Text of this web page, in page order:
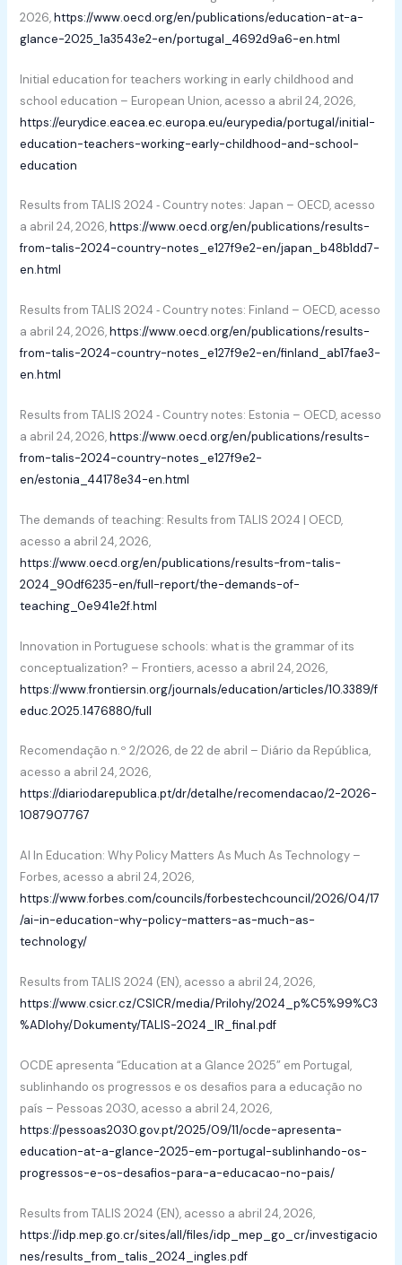
2026,https://www.oecd.org/en/publications/education-at-a-
glance-2025_1a3543e2-en/portugal_4692d9a6-en.html
Initial education for teachers working in early childhood and
school education – European Union, acesso a abril 24, 2026,
https://eurydice.eacea.ec.europa.eu/eurypedia/portugal/initial-
education-teachers-working-early-childhood-and-school-
education
Results from TALIS 2024 ‑ Country notes: Japan – OECD, acesso
a abril 24, 2026,https://www.oecd.org/en/publications/results-
from-talis-2024-country-notes_e127f9e2-en/japan_b48b1dd7-
en.html
Results from TALIS 2024 ‑ Country notes: Finland – OECD, acesso
a abril 24, 2026,https://www.oecd.org/en/publications/results-
from-talis-2024-country-notes_e127f9e2-en/finland_ab17fae3-
en.html
Results from TALIS 2024 ‑ Country notes: Estonia – OECD, acesso
a abril 24, 2026,https://www.oecd.org/en/publications/results-
from-talis-2024-country-notes_e127f9e2-
en/estonia_44178e34-en.html
The demands of teaching: Results from TALIS 2024 | OECD,
acesso a abril 24, 2026,
https://www.oecd.org/en/publications/results-from-talis-
2024_90df6235-en/full-report/the-demands-of-
teaching_0e941e2f.html
Innovation in Portuguese schools: what is the grammar of its
conceptualization? – Frontiers, acesso a abril 24, 2026,
https://www.frontiersin.org/journals/education/articles/10.3389/f
educ.2025.1476880/full
Recomendação n.º 2/2026, de 22 de abril – Diário da República,
acesso a abril 24, 2026,
https://diariodarepublica.pt/dr/detalhe/recomendacao/2-2026-
1087907767
AI In Education: Why Policy Matters As Much As Technology –
Forbes, acesso a abril 24, 2026,
https://www.forbes.com/councils/forbestechcouncil/2026/04/17
/ai-in-education-why-policy-matters-as-much-as-
technology/
Results from TALIS 2024 (EN), acesso a abril 24, 2026,
https://www.csicr.cz/CSICR/media/Prilohy/2024_p%C5%99%C3
%ADlohy/Dokumenty/TALIS-2024_IR_final.pdf
OCDE apresenta “Education at a Glance 2025” em Portugal,
sublinhando os progressos e os desafios para a educação no
país – Pessoas 2030, acesso a abril 24, 2026,
https://pessoas2030.gov.pt/2025/09/11/ocde-apresenta-
education-at-a-glance-2025-em-portugal-sublinhando-os-
progressos-e-os-desafios-para-a-educacao-no-pais/
Results from TALIS 2024 (EN), acesso a abril 24, 2026,
https://idp.mep.go.cr/sites/all/files/idp_mep_go_cr/investigacio
nes/results_from_talis_2024_ingles.pdf